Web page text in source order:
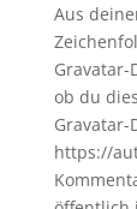
Aus
ob du
https://